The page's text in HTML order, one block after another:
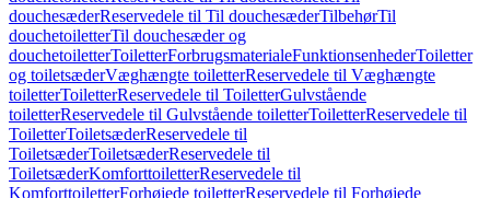
douchesæderReservedele til Til douchesæderTilbehørTil
douchetoiletterTil douchesæder og
douchetoiletterToiletterForbrugsmaterialeFunktionsenhederToiletter
og toiletsæderVæghængte toiletterReservedele til Væghængte
toiletterToiletterReservedele til ToiletterGulvstående
toiletterReservedele til Gulvstående toiletterToiletterReservedele til
ToiletterToiletsæderReservedele til
ToiletsæderToiletsæderReservedele til
ToiletsæderKomforttoiletterReservedele til
KomforttoiletterForhøjede toiletterReservedele til Forhøjede